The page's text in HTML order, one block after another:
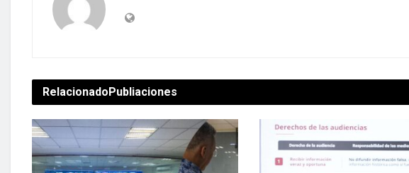
RelacionadoPubliaciones